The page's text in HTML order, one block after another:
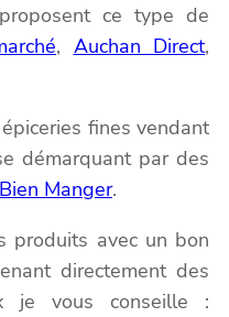
ce type de
, Auchan Direct,
fines vendant
démarquant par des
Bien Manger.
produits avec un bon
directement des
je vous conseille :